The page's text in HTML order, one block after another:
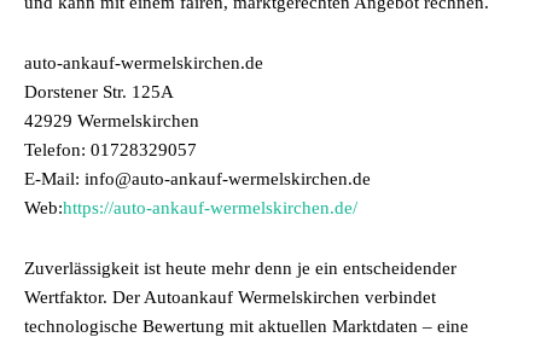
auto-ankauf-wermelskirchen.de
Dorstener Str. 125A
42929 Wermelskirchen
Telefon: 01728329057
E-Mail: info@auto-ankauf-wermelskirchen.de
Web:https://auto-ankauf-wermelskirchen.de/
Zuverlässigkeit ist heute mehr denn je ein entscheidender
Wertfaktor. Der Autoankauf Wermelskirchen verbindet
technologische Bewertung mit aktuellen Marktdaten – eine